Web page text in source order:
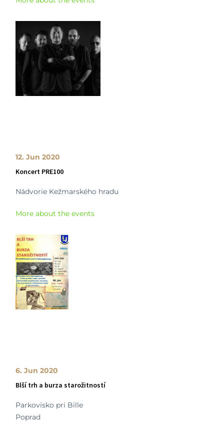
12. Jun 2020
Koncert PRE100
Nádvorie Kežmarského hradu
More about the events
6. Jun 2020
Blší trh a burza starožitností
Parkovisko pri Bille
Poprad